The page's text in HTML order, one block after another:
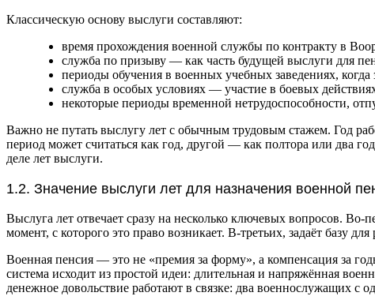
Классическую основу выслуги составляют:
время прохождения военной службы по контракту в
служба по призыву — как часть будущей выслуги для
периоды обучения в военных учебных заведениях,
служба в особых условиях — участие в боевых
некоторые периоды временной нетрудоспособности,
Важно не путать выслугу лет с обычным трудовым стажем. Год
период может считаться как год, другой — как полтора или два
деле лет выслуги.
1.2. Значение выслуги лет для назначения военной
Выслуга лет отвечает сразу на несколько ключевых вопросов.
момент, с которого это право возникает. В‑третьих, задаёт базу
Военная пенсия — это не «премия за форму», а компенсация за
система исходит из простой идеи: длительная и напряжённая
денежное довольствие работают в связке: два военнослужащих